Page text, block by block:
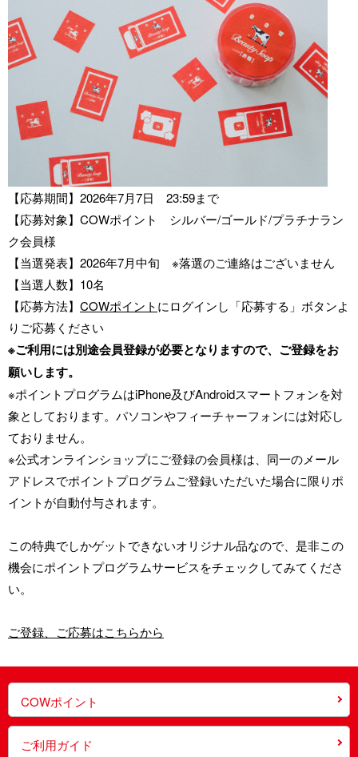
【応募期間】2026年7月7日 23:59まで
【応募対象】COWポイント シルバー/ゴールド/プラチナラン
ク会員様
【当選発表】2026年7月中旬 ※落選のご連絡はございません
【当選人数】10名
【応募方法】 COWポイントにログインし「応募する」ボタンよ
りご応募ください
※ご利用には別途会員登録が必要となりますので、ご登録をお
願いします。
※ポイントプログラムはiPhone及びAndroidスマートフォンを対
象としております。パソコンやフィーチャーフォンには対応し
ておりません。
※公式オンラインショップにご登録の会員様は、同一のメール
アドレスでポイントプログラムご登録いただいた場合に限りポ
イントが自動付与されます。
この特典でしかゲットできないオリジナル品なので、是非この
機会にポイントプログラムサービスをチェックしてみてくださ
い。
ご登録、ご応募はこちらから
COWポイント
ご利用ガイド